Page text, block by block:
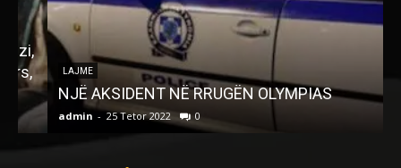
LAJME
NJË AKSIDENT NË RRUGËN OLYMPIAS
admin - 25 Tetor 2022 0